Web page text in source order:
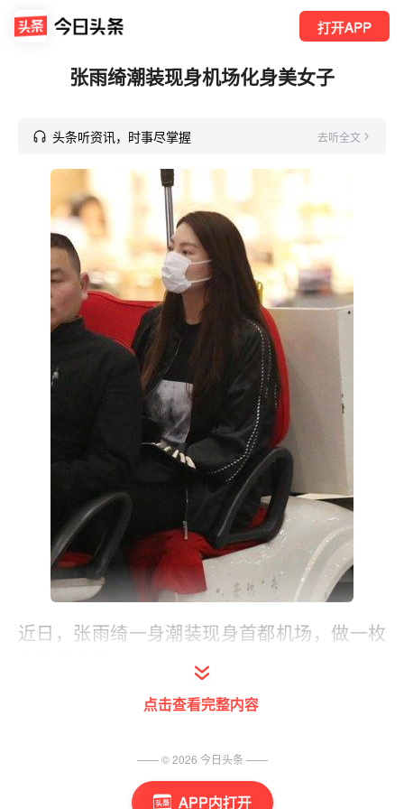
打开APP
APP内打开
张雨绮潮装现身机场化身美女子
头条听资讯，时事尽掌握 去听全文
近日，张雨绮一身潮装现身首都机场，做一枚
点击查看完整内容
—— ©2026 今日头条 ——